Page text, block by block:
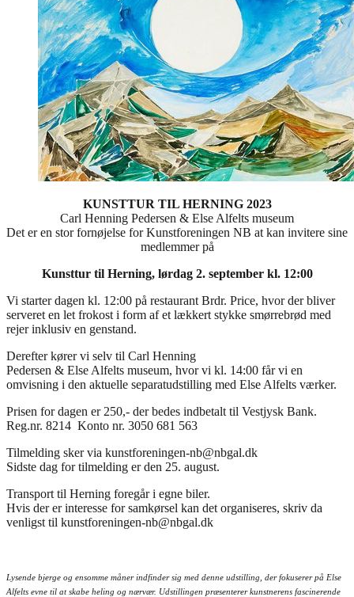
KUNSTTUR TIL HERNING 2023
Carl Henning Pedersen & Else Alfelts museum
Det er en stor fornøjelse for Kunstforeningen NB at kan invitere sine
medlemmer på
Kunsttur til Herning, lørdag 2. september kl. 12:00
Vi starter dagen kl. 12:00 på restaurant Brdr. Price, hvor der bliver
serveret en let frokost i form af et lækkert stykke smørrebrød med
rejer inklusiv en genstand.
Derefter kører vi selv til Carl Henning
Pedersen & Else Alfelts museum, hvor vi kl. 14:00 får vi en
omvisning i den aktuelle separatudstilling med Else Alfelts værker.
Prisen for dagen er 250,- der bedes indbetalt til Vestjysk Bank.
Reg.nr. 8214 Konto nr. 3050 681 563
Tilmelding sker via kunstforeningen-nb@nbgal.dk
Sidste dag for tilmelding er den 25. august.
Transport til Herning foregår i egne biler.
Hvis der er interesse for samkørsel kan det organiseres, skriv da
venligst til kunstforeningen-nb@nbgal.dk
Lysende bjerge og ensomme måner indfinder sig med denne udstilling, der fokuserer på Else
Alfelts evne til at skabe heling og nærvær. Udstillingen præsenterer kunstnerens fascinerende